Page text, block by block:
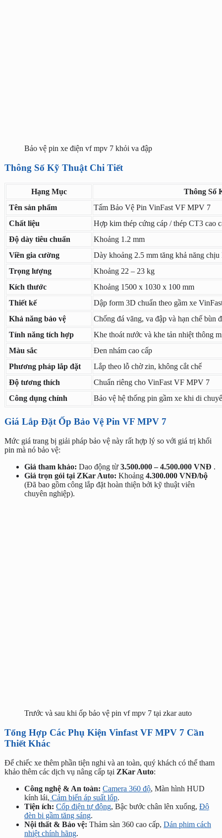
Bảo vệ pin xe điện vf mpv 7 khỏi va đập
Thông Số Kỹ Thuật Chi Tiết
Hạng Mục
Thông Số
Tên sản phẩm
Tấm Bảo Vệ Pin VinFast VF MPV 7
Chất liệu
Hợp kim thép cứng cáp / thép CT3 cao
Độ dày tiêu chuẩn
Khoảng 1.2 mm
Viền gia cường
Dày khoảng 2.5 mm tăng khả năng chịu
Trọng lượng
Khoảng 22 – 23 kg
Kích thước
Khoảng 1500 x 1030 x 100 mm
Thiết kế
Dập form 3D chuẩn theo gầm xe
Khả năng bảo vệ
Chống đá văng, va đập và hạn chế bùn
Tính năng tích hợp
Khe thoát nước và khe tản nhiệt thông
Màu sắc
Đen nhám cao cấp
Phương pháp lắp đặt
Lắp theo lỗ chờ zin, không cắt chế
Độ tương thích
Chuẩn riêng cho VinFast VF MPV 7
Công dụng chính
Bảo vệ hệ thống pin gầm xe khi di
Giá Lắp Đặt Ốp Bảo Vệ Pin VF MPV 7
Mức giá trang bị giải pháp bảo vệ này rất hợp lý so với giá trị khối
pin mà nó bảo vệ:
Giá tham khảo: Dao động từ 3.500.000 – 4.500.000 VNĐ .
Giá trọn gói tại ZKar Auto: Khoảng 4.300.000 VNĐ/bộ
(Đã bao gồm công lắp đặt hoàn thiện bởi kỹ thuật viên
chuyên nghiệp).
Trước và sau khi ốp bảo vệ pin vf mpv 7 tại zkar auto
Tổng Hợp Các Phụ Kiện Vinfast VF MPV 7 Cần
Thiết Khác
Để chiếc xe thêm phần tiện nghi và an toàn, quý khách có thể tham
khảo thêm các dịch vụ nâng cấp tại ZKar Auto:
Công nghệ & An toàn: Camera 360 độ, Màn hình HUD
kính lái, Cảm biến áp suất lốp.
Tiện ích: Cốp điện tự động, Bậc bước chân lên xuống, Độ
đèn bi gầm tăng sáng.
Nội thất & Bảo vệ: Thảm sàn 360 cao cấp, Dán phim cách
nhiệt chính hãng.